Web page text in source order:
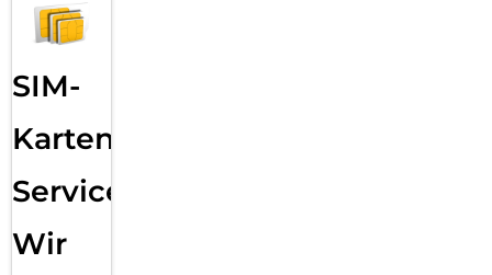
SIM-
Karten
Service:
Wir